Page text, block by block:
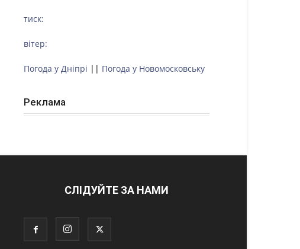
тиск:
вітер:
Погода у Дніпрі || Погода у Новомосковську
Реклама
СЛІДУЙТЕ ЗА НАМИ